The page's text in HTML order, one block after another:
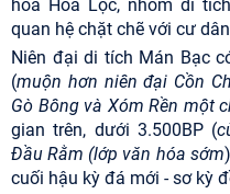
hóa Hoa Lộc, nhóm di
quan hệ chặt chẽ với cư
Niên đại di tích Mán Bạc
(muộn hơn niên đại Cồn
Gò Bông và Xóm Rền một
gian trên, dưới 3.500BP (
Đầu Rằm (lớp văn hóa sớm
cuối hậu kỳ đá mới - sơ kỳ